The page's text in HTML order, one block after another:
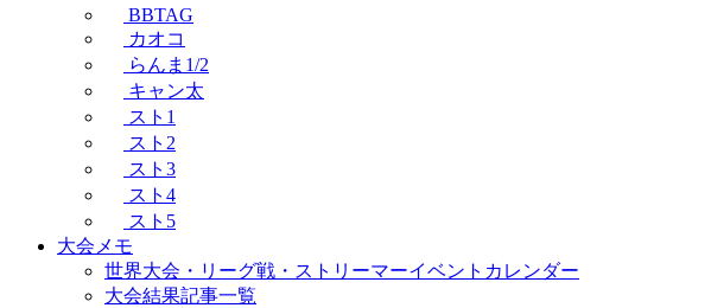
BBTAG
カオコ
らんま1/2
キャン太
スト1
スト2
スト3
スト4
スト5
大会メモ
世界大会・リーグ戦・ストリーマーイベントカレンダー
大会結果記事一覧